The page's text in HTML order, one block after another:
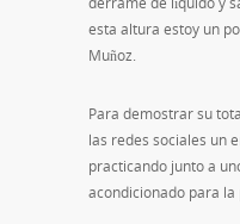
esta altura estoy un
Muñoz.
Para demostrar su
las redes sociales un
practicando junto a
acondicionado para la